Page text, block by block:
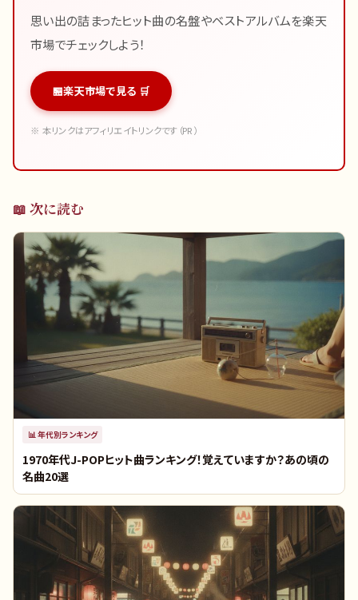
思い出の詰まったヒット曲の名盤やベストアルバムを楽天
市場でチェックしよう！
楽天市場で見る 🛒
※ 本リンクはアフィリエイトリンクです（PR）
📖 次に読む
📊年代別ランキング
1970年代J-POPヒット曲ランキング！覚えていますか？あの頃の
名曲20選